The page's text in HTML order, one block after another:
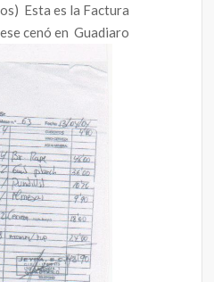
Esta es la Factura
cenó en Guadiaro